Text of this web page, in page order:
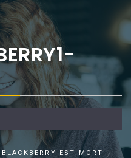
BLACKBERRY EST MORT